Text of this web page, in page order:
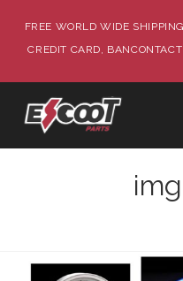
FREE WORLD WIDE
CREDIT CARD, BANCONTACT